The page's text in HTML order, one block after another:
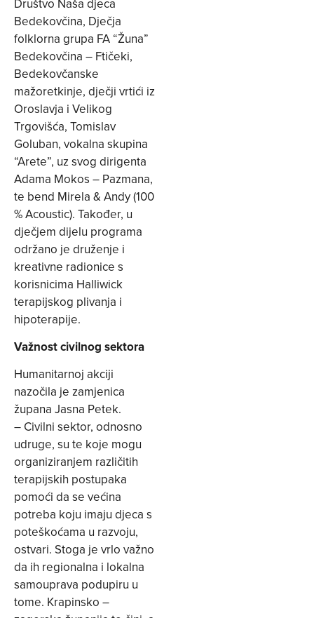
Bedekovčina, Dječja
folklorna grupa FA “Žuna”
Bedekovčina – Ftičeki,
Bedekovčanske
mažoretkinje, dječji vrtići iz
Oroslavja i Velikog
Trgovišća, Tomislav
Goluban, vokalna skupina
“Arete”, uz svog dirigenta
Adama Mokos – Pazmana,
te bend Mirela & Andy (100
% Acoustic). Također, u
dječjem dijelu programa
održano je druženje i
kreativne radionice s
korisnicima Halliwick
terapijskog plivanja i
hipoterapije.
Važnost civilnog sektora
Humanitarnoj akciji
nazočila je zamjenica
župana Jasna Petek.
– Civilni sektor, odnosno
udruge, su te koje mogu
organiziranjem različitih
terapijskih postupaka
pomoći da se većina
potreba koju imaju djeca s
poteškoćama u razvoju,
ostvari. Stoga je vrlo važno
da ih regionalna i lokalna
samouprava podupiru u
tome. Krapinsko –